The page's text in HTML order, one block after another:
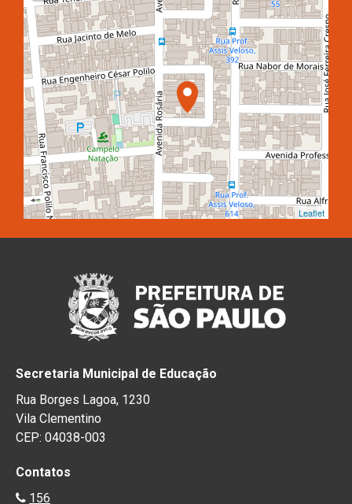
Leaflet
Secretaria Municipal de Educação
Rua Borges Lagoa, 1230
Vila Clementino
CEP: 04038-003
Contatos
156